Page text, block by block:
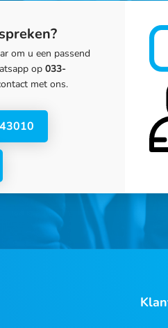
om u een passend
op 033-
met ons.